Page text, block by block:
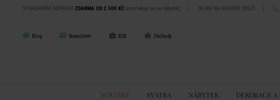
STANDARDNÍ DOPRAVA ZDARMA OD 2 500 KČ (nevztahuje se na nábytek) | 30 DNÍ NA VRÁCENÍ ZBOŽÍ |
Blog Newsletter B2B Obchody
NOVINKY SVATBA NÁBYTEK DEKORACE A